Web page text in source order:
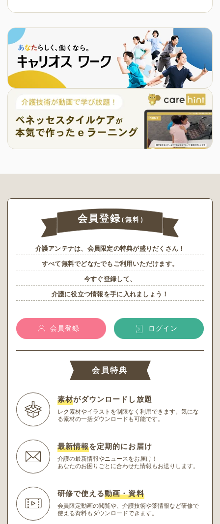
会員登録（無料）
介護アンテナは、会員限定の特典が盛りだくさん！
すべて無料でどなたでもご利用いただけます。
今すぐ登録して、
介護に役立つ情報を手に入れましょう！
会員登録 ログイン
会員特典
素材がダウンロードし放題
レク素材やイラストを制限なく利用できます。 気にな
る素材の一括ダウンロードも可能です。
最新情報を定期的にお届け
介護の最新情報やニュースをお届け！
あなたのお困りごとに合わせた情報もお送りします。
研修で使える動画・資料
会員限定動画の閲覧や、介護技術や薬情報など研修で
使える資料もダウンロードできます。